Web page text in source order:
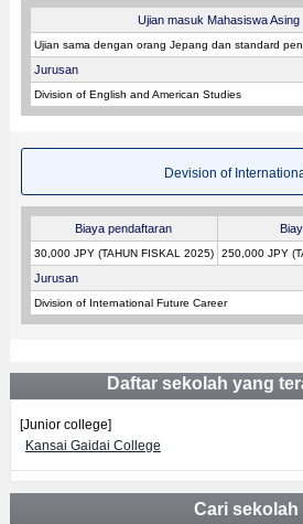
Ujian masuk Mahasiswa Asing
Ujian sama dengan orang Jepang dan standard
Jurusan
Division of English and American Studies
Devision of International
Biaya pendaftaran
30,000 JPY (TAHUN FISKAL 2025) 250,000 JPY
Jurusan
Division of International Future Career
Daftar sekolah yang
[Junior college]
Kansai Gaidai College
Cari sekolah